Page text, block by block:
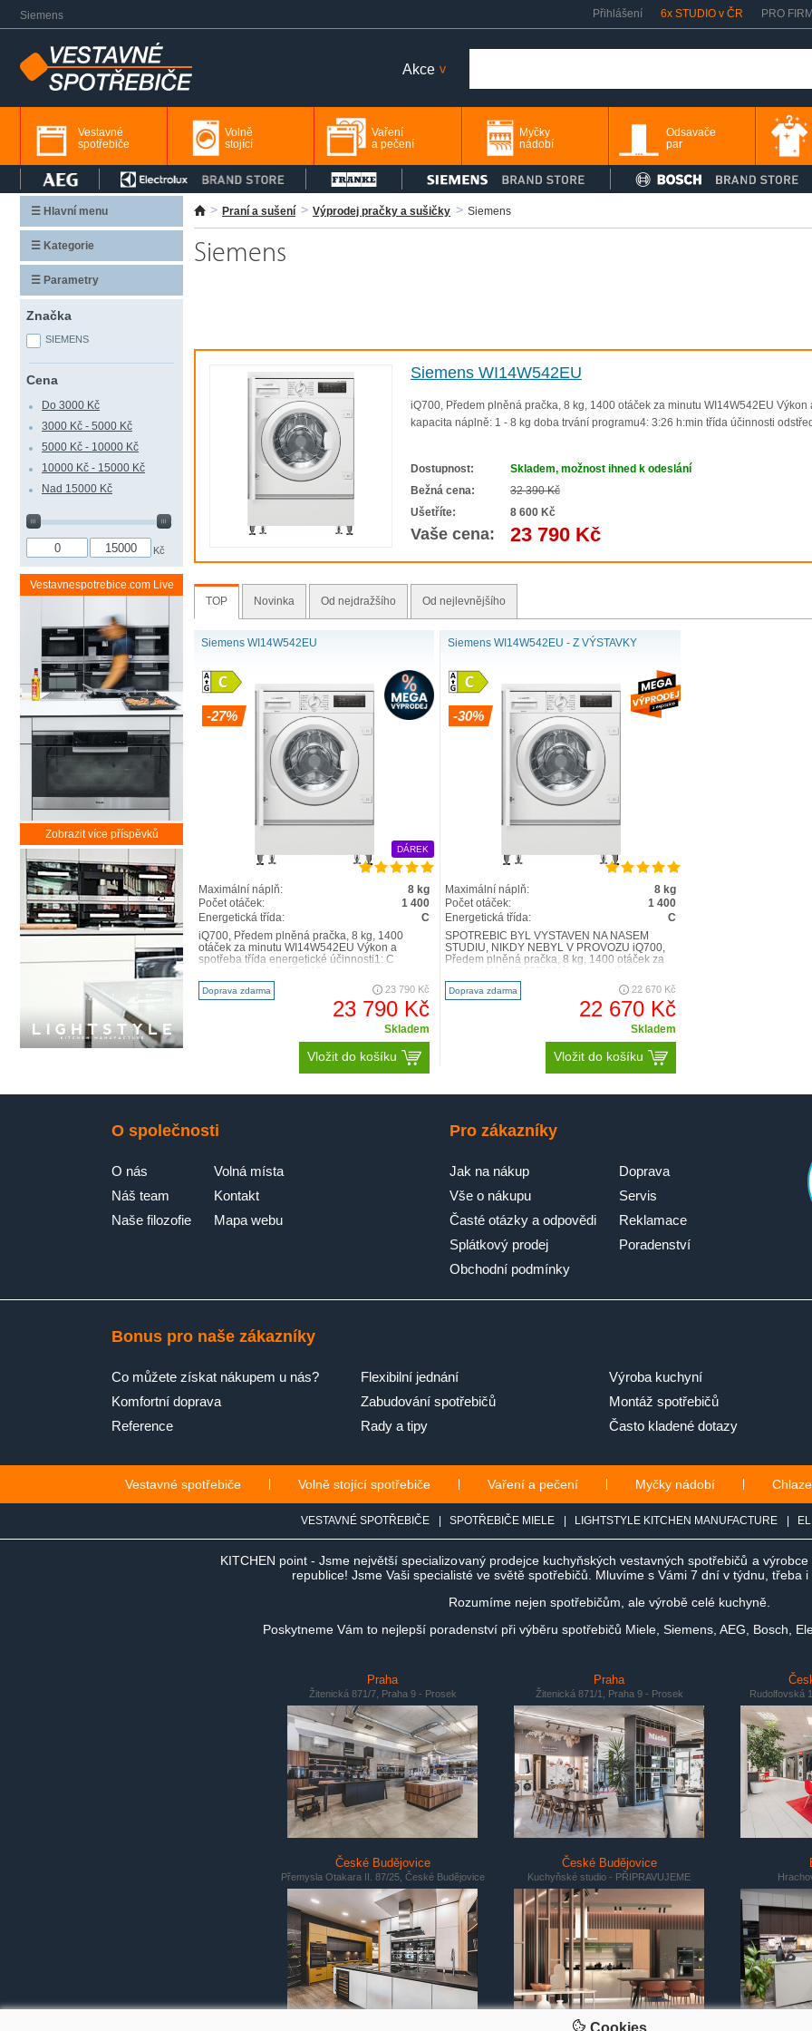
Cookies
Siemens Přihlášení 6x STUDIO v ČR PRO
Akce>
Vestavné
spotřebiče
Volně
stojící
Vaření
a pečení
Myčky
nádobí
Odsavače
par
Praní a sušení Výprodej pračky a sušičky Siemens
Siemens
Siemens WI14W542EU
iQ700, Předem plněná pračka, 8 kg, 1400 otáček za minutu WI14W542EU
kapacita náplně: 1 - 8 kg doba trvání programu4: 3:26 h:min třída účinnosti
Dostupnost:
Skladem, možnost ihned k odeslání
Bežná cena:
32 390 Kč
Ušetříte:
8 600 Kč
Vaše cena: 23 790 Kč
TOP Novinka Od nejdražšího Od nejlevnějšího
Siemens WI14W542EU
-27%
DÁREK
Maximální náplň:
8 kg
Počet otáček:
1 400
Energetická třída:
C
iQ700, Předem plněná pračka, 8 kg, 1400
otáček za minutu WI14W542EU Výkon a
spotřeba třída energetické účinnosti1: C
Doprava zdarma 23 790 Kč
23 790 Kč
Skladem
Vložit do košíku
Siemens WI14W542EU - Z VÝSTAVKY
-30%
Maximální náplň:
8 kg
Počet otáček:
1 400
Energetická třída:
C
SPOTŘEBIČ BYL VYSTAVEN NA NAŠEM
STUDIU, NIKDY NEBYL V PROVOZU iQ700,
Předem plněná pračka, 8 kg, 1400 otáček za
Doprava zdarma 22 670 Kč
22 670 Kč
Skladem
Vložit do košíku
☰ Hlavní menu
☰ Kategorie
☰ Parametry
Značka
SIEMENS
Cena
Do 3000 Kč
3000 Kč - 5000 Kč
5000 Kč - 10000 Kč
10000 Kč - 15000 Kč
Nad 15000 Kč
Kč
Vestavnespotrebice.com Live
Zobrazit více příspěvků
O společnosti
O nás
Náš team
Naše filozofie
Volná místa
Kontakt
Mapa webu
Pro zákazníky
Jak na nákup
Vše o nákupu
Časté otázky a odpovědi
Splátkový prodej
Obchodní podmínky
Doprava
Servis
Reklamace
Poradenství
Bonus pro naše zákazníky
Co můžete získat nákupem u nás?
Komfortní doprava
Reference
Flexibilní jednání
Zabudování spotřebičů
Rady a tipy
Výroba kuchyní
Montáž spotřebičů
Často kladené dotazy
Vestavné spotřebiče Volně stojící spotřebiče Vaření a pečení Myčky nádobí
VESTAVNÉ SPOTŘEBIČE SPOTŘEBIČE MIELE LIGHTSTYLE KITCHEN MANUFACTURE
KITCHEN point - Jsme největší specializovaný prodejce kuchyňských vestavných spotřebičů a
republice! Jsme Vaši specialisté ve světě spotřebičů. Mluvíme s Vámi 7 dní v týdnu, třeba
Rozumíme nejen spotřebičům, ale výrobě celé kuchyně.
Poskytneme Vám to nejlepší poradenství při výběru spotřebičů Miele, Siemens, AEG, Bosch,
Praha
Žitenická 871/7, Praha 9 - Prosek
Praha
Žitenická 871/1, Praha 9 - Prosek Rudolfovská
České Budějovice
Přemysla Otakara II. 87/25, České Budějovice
České Budějovice
Kuchyňské studio - PŘIPRAVUJEME